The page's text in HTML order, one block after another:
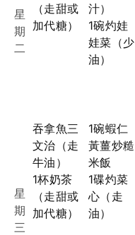
星
期
二
（走甜或
加代糖）
汁）
1碗灼娃
娃菜（少
油）
星
期
三
吞拿魚三
文治（走
牛油）
1杯奶茶
（走甜或
加代糖）
1碗蝦仁
黃薑炒糙
米飯
1碟灼菜
心（走
油）